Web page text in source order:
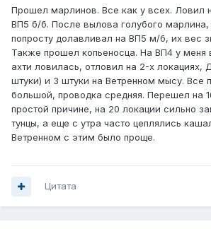
Прошел марлинов. Все как у всех. Ловил
ВП5 б/б. После вылова голубого марлина,
попросту долавливал на ВП5 м/б, их вес
Также прошел копьеносца. На ВП4 у меня
ахти ловилась, отловил на 2-х локациях,
штуки) и 3 штуки на Ветренном мысу. Все
большой, проводка средняя. Перешел на
простой причине, на 20 локации сильно
тунцы, а еще с утра часто цеплялись
Ветренном с этим было проще.
Цитата